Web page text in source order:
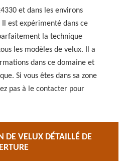
et dans les environs
est expérimenté dans ce
la technique
les modèles de velux. Il a
dans ce domaine et
Si vous êtes dans sa zone
pas à le contacter pour
DE VELUX DÉTAILLÉ DE